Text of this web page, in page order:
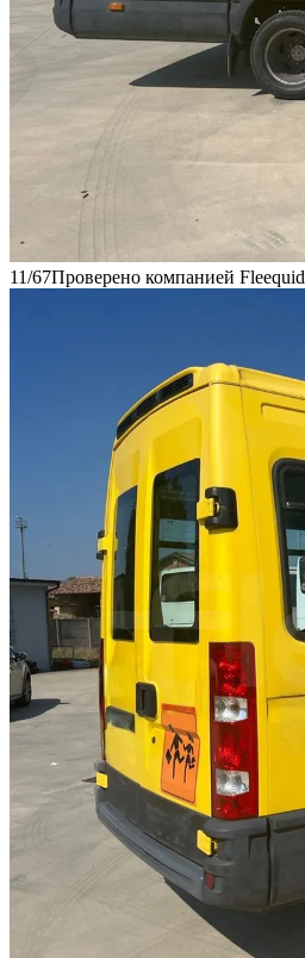
11/67Проверено компанией Fleequid